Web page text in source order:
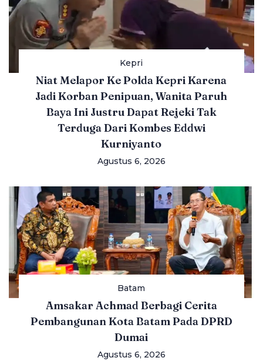
Kepri
Niat Melapor Ke Polda Kepri Karena
Jadi Korban Penipuan, Wanita Paruh
Baya Ini Justru Dapat Rejeki Tak
Terduga Dari Kombes Eddwi
Kurniyanto
Agustus 6, 2026
Batam
Amsakar Achmad Berbagi Cerita
Pembangunan Kota Batam Pada DPRD
Dumai
Agustus 6, 2026